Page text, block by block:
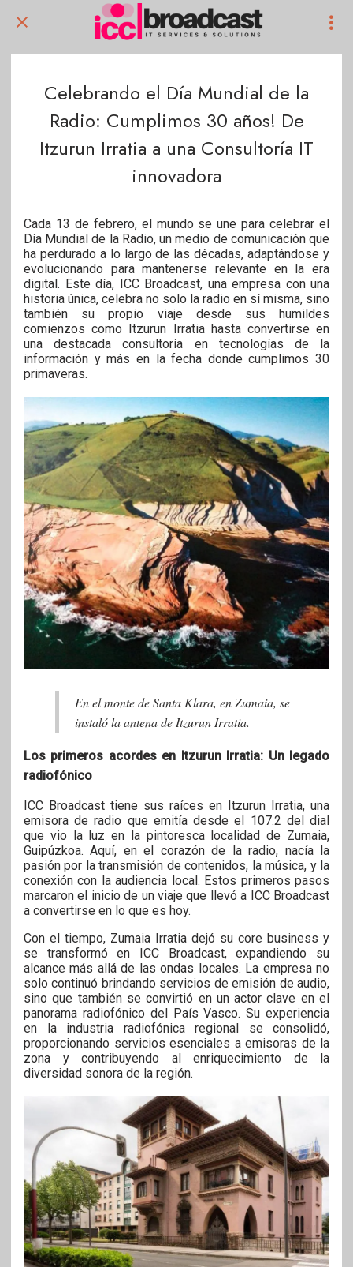
Celebrando el Día Mundial de la
Radio: Cumplimos 30 años! De
Itzurun Irratia a una Consultoría IT
innovadora
Cada 13 de febrero, el mundo se une para celebrar el
Día Mundial de la Radio, un medio de comunicación que
ha perdurado a lo largo de las décadas, adaptándose y
evolucionando para mantenerse relevante en la era
digital. Este día, ICC Broadcast, una empresa con una
historia única, celebra no solo la radio en sí misma, sino
también su propio viaje desde sus humildes
comienzos como Itzurun Irratia hasta convertirse en
una destacada consultoría en tecnologías de la
información y más en la fecha donde cumplimos 30
primaveras.
En el monte de Santa Klara, en Zumaia, se
instaló la antena de Itzurun Irratia.
Los primeros acordes en Itzurun Irratia: Un legado
radiofónico
ICC Broadcast tiene sus raíces en Itzurun Irratia, una
emisora de radio que emitía desde el 107.2 del dial
que vio la luz en la pintoresca localidad de Zumaia,
Guipúzkoa. Aquí, en el corazón de la radio, nacía la
pasión por la transmisión de contenidos, la música, y la
conexión con la audiencia local. Estos primeros pasos
marcaron el inicio de un viaje que llevó a ICC Broadcast
a convertirse en lo que es hoy.
Con el tiempo, Zumaia Irratia dejó su core business y
se transformó en ICC Broadcast, expandiendo su
alcance más allá de las ondas locales. La empresa no
solo continuó brindando servicios de emisión de audio,
sino que también se convirtió en un actor clave en el
panorama radiofónico del País Vasco. Su experiencia
en la industria radiofónica regional se consolidó,
proporcionando servicios esenciales a emisoras de la
zona y contribuyendo al enriquecimiento de la
diversidad sonora de la región.